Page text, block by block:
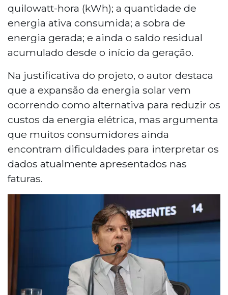
quilowatt-hora (kWh); a quantidade de
energia ativa consumida; a sobra de
energia gerada; e ainda o saldo residual
acumulado desde o início da geração.
Na justificativa do projeto, o autor destaca
que a expansão da energia solar vem
ocorrendo como alternativa para reduzir os
custos da energia elétrica, mas argumenta
que muitos consumidores ainda
encontram dificuldades para interpretar os
dados atualmente apresentados nas
faturas.